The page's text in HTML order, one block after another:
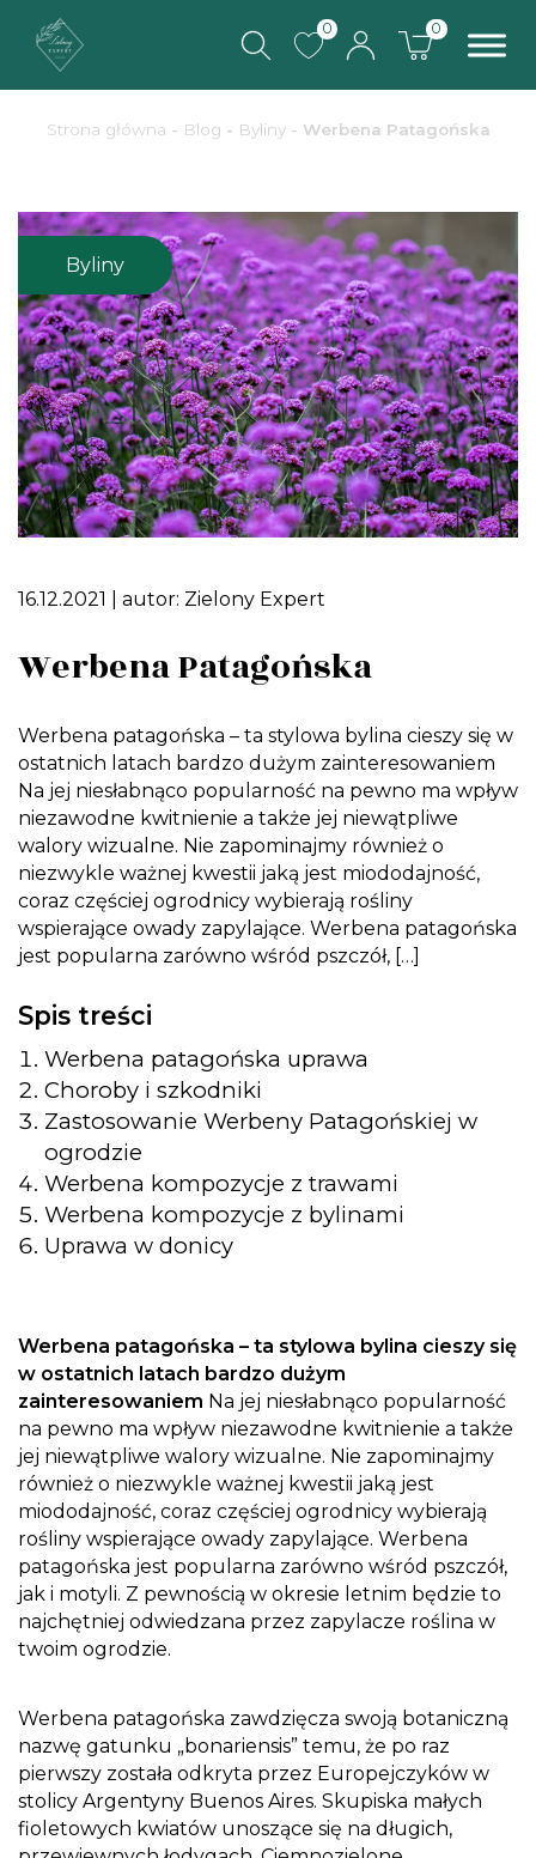
0 0
Strona główna - Blog - Byliny- Werbena Patagońska
Byliny
16.12.2021 | autor: Zielony Expert
Werbena Patagońska
Werbena patagońska – ta stylowa bylina cieszy się w
ostatnich latach bardzo dużym zainteresowaniem
Na jej niesłabnąco popularność na pewno ma wpływ
niezawodne kwitnienie a także jej niewątpliwe
walory wizualne. Nie zapominajmy również o
niezwykle ważnej kwestii jaką jest miododajność,
coraz częściej ogrodnicy wybierają rośliny
wspierające owady zapylające. Werbena patagońska
jest popularna zarówno wśród pszczół, […]
Spis treści
Werbena patagońska uprawa
Choroby i szkodniki
Zastosowanie Werbeny Patagońskiej w
ogrodzie
Werbena kompozycje z trawami
Werbena kompozycje z bylinami
Uprawa w donicy
Werbena patagońska – ta stylowa bylina cieszy się
w ostatnich latach bardzo dużym
zainteresowaniem Na jej niesłabnąco popularność
na pewno ma wpływ niezawodne kwitnienie a także
jej niewątpliwe walory wizualne. Nie zapominajmy
również o niezwykle ważnej kwestii jaką jest
miododajność, coraz częściej ogrodnicy wybierają
rośliny wspierające owady zapylające. Werbena
patagońska jest popularna zarówno wśród pszczół,
jak i motyli. Z pewnością w okresie letnim będzie to
najchętniej odwiedzana przez zapylacze roślina w
twoim ogrodzie.
Werbena patagońska zawdzięcza swoją botaniczną
nazwę gatunku „bonariensis” temu, że po raz
pierwszy została odkryta przez Europejczyków w
stolicy Argentyny Buenos Aires. Skupiska małych
fioletowych kwiatów unoszące się na długich,